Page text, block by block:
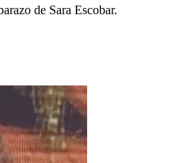
de Sara Escobar.